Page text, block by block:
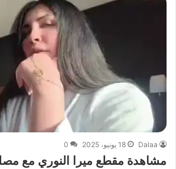
Dalaa 18 يونيو، 2025 0